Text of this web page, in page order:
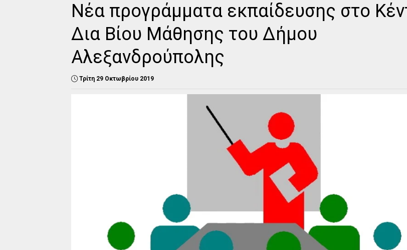
Νέα προγράμματα εκπαίδευσης στο
Δια Βίου Μάθησης του Δήμου
Αλεξανδρούπολης
Τρίτη 29 Οκτωβρίου 2019